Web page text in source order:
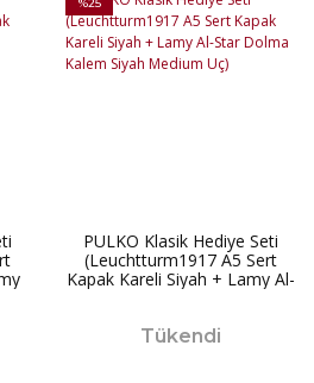
PULKO Klasik Hediye Seti
(Leuchtturm1917 A5 Sert
Kapak Kareli Siyah + Lamy Al-
Tükendi